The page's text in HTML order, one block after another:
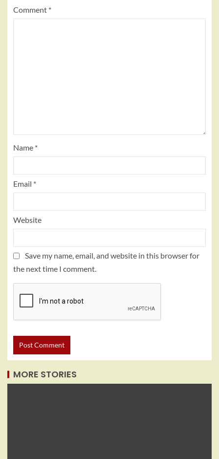
Comment *
Name *
Email *
Website
Save my name, email, and website in this browser for
the next time I comment.
MORE STORIES